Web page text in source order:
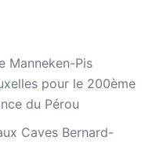
Manneken-Pis
pour le 200ème
du Pérou
Caves Bernard-